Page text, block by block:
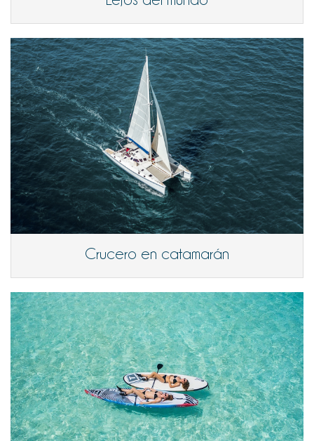
Crucero en catamarán